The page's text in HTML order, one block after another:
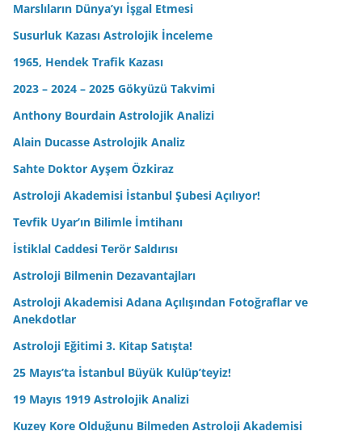
Marslıların Dünya’yı İşgal Etmesi
Susurluk Kazası Astrolojik İnceleme
1965, Hendek Trafik Kazası
2023 – 2024 – 2025 Gökyüzü Takvimi
Anthony Bourdain Astrolojik Analizi
Alain Ducasse Astrolojik Analiz
Sahte Doktor Ayşem Özkiraz
Astroloji Akademisi İstanbul Şubesi Açılıyor!
Tevfik Uyar’ın Bilimle İmtihanı
İstiklal Caddesi Terör Saldırısı
Astroloji Bilmenin Dezavantajları
Astroloji Akademisi Adana Açılışından Fotoğraflar ve
Anekdotlar
Astroloji Eğitimi 3. Kitap Satışta!
25 Mayıs’ta İstanbul Büyük Kulüp’teyiz!
19 Mayıs 1919 Astrolojik Analizi
Kuzey Kore Olduğunu Bilmeden Astroloji Akademisi